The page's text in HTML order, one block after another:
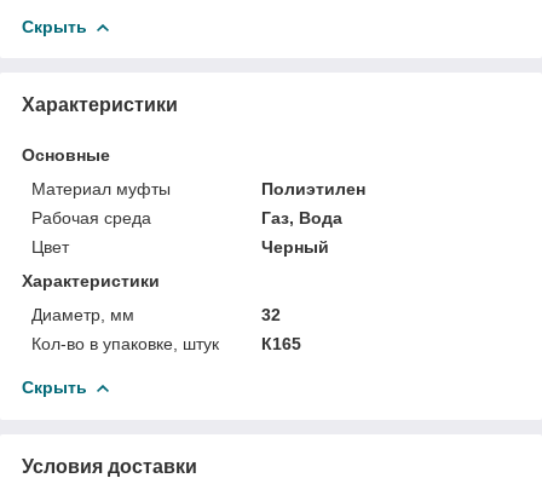
Скрыть
Характеристики
Основные
Материал муфты
Полиэтилен
Рабочая среда
Газ, Вода
Цвет
Черный
Характеристики
Диаметр, мм
32
Кол-во в упаковке, штук
К165
Скрыть
Условия доставки